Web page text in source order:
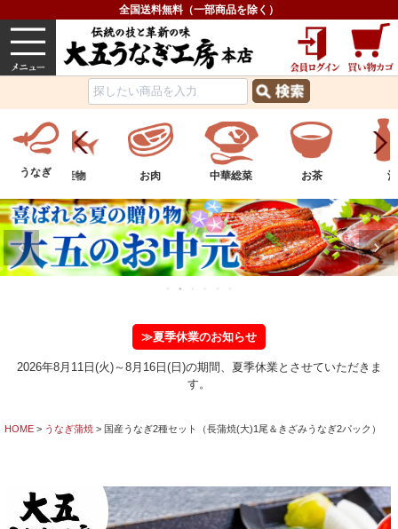
全国送料無料（一部商品を除く）
うなぎ 内祝い グルメ
うなぎ 水産物 お肉 中華総菜 お茶 酒
≫夏季休業のお知らせ
2026年8月11日(火)～8月16日(日)の期間、夏季休業とさせていただきま
す。
HOME うなぎ蒲焼 国産うなぎ2種セット（長蒲焼(大)1尾＆きざみうなぎ2パック）